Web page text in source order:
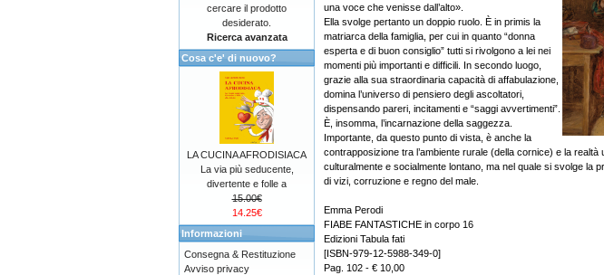
una voce che venisse dall’alto».
Ella svolge pertanto un doppio ruolo. È in primis la
matriarca della famiglia, per cui in quanto “donna
esperta e di buon consiglio” tutti si rivolgono a lei nei
momenti più importanti e difficili. In secondo luogo,
grazie alla sua straordinaria capacità di affabulazione,
domina l’universo di pensiero degli ascoltatori,
dispensando pareri, incitamenti e “saggi avvertimenti”.
È, insomma, l’incarnazione della saggezza.
Importante, da questo punto di vista, è anche la
contrapposizione tra l’ambiente rurale (della cornice) e la
culturalmente e socialmente lontano, ma nel quale si svolge la
di vizi, corruzione e regno del male.
Emma Perodi
FIABE FANTASTICHE in corpo 16
Edizioni Tabula fati
[ISBN-979-12-5988-349-0]
Pag. 102 - € 10,00
cercare il prodotto
desiderato.
Ricerca avanzata
Cosa c'e' di nuovo?
LA CUCINA AFRODISIACA
La via più seducente,
divertente e folle a
15.00€
14.25€
Informazioni
Consegna & Restituzione
Avviso privacy